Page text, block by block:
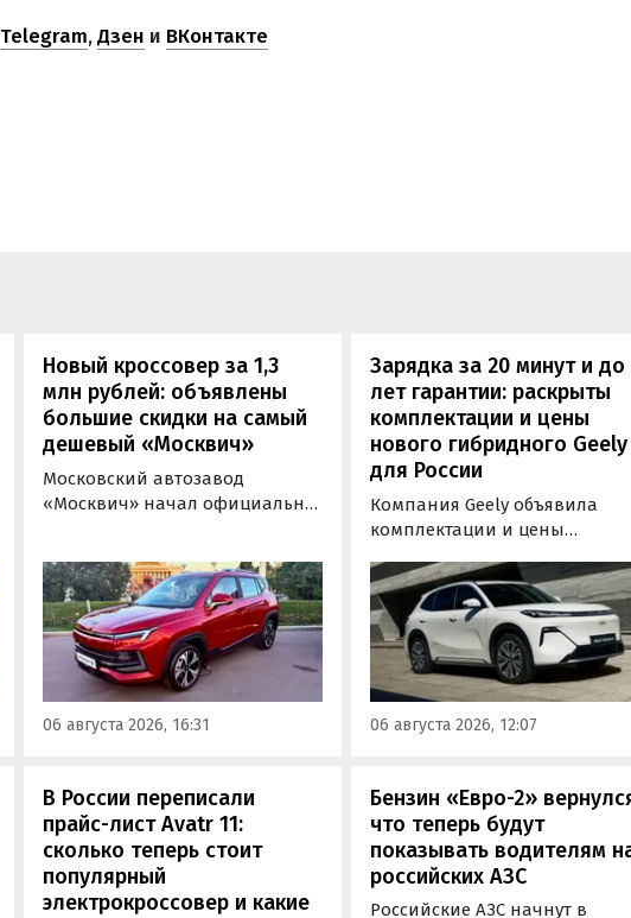
Telegram,Дзен и ВКонтакте
Новый кроссовер за 1,3
млн рублей: объявлены
большие скидки на самый
дешевый «Москвич»
Московский автозавод
«Москвич» начал официально
прямой выгодой в размере 360
тыс. рублей. Получить такую
скидку можно при покупке
нового автомобиля 2025 или
2026 года выпуска в период с 4
по 31 августа, сообщили в
пресс-службе компании.
06 августа 2026, 16:31
Зарядка за 20 минут и
лет гарантии: раскрыты
комплектации и цены
нового гибридного Geely
для России
Компания Geely объявила
комплектации и цены
новой версии EM-R с
установкой
типа. Автомобиль оснащен
инновационной системой
названием Electric Motor
Extended Range (EM-R) и
заряжаться от 30 до 80%
06 августа 2026, 12:07
В России переписали
прайс-лист Avatr 11:
сколько теперь стоит
популярный
электрокроссовер и какие
Бензин «Евро-2»
что теперь будут
показывать водителям
российских АЗС
Российские АЗС начнут в